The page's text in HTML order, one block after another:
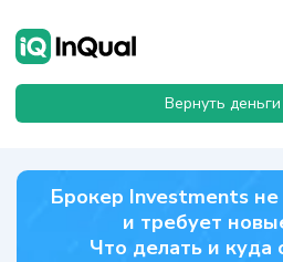
Вернуть деньги
Брокер Investments
и требует
Что делать и куда